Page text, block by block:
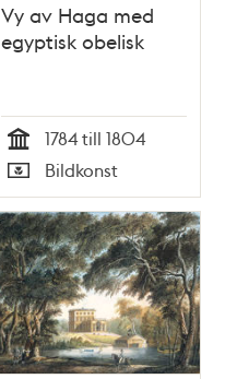
Vy av Haga med
egyptisk obelisk
Tid
1784 till 1804
Typ
Bildkonst